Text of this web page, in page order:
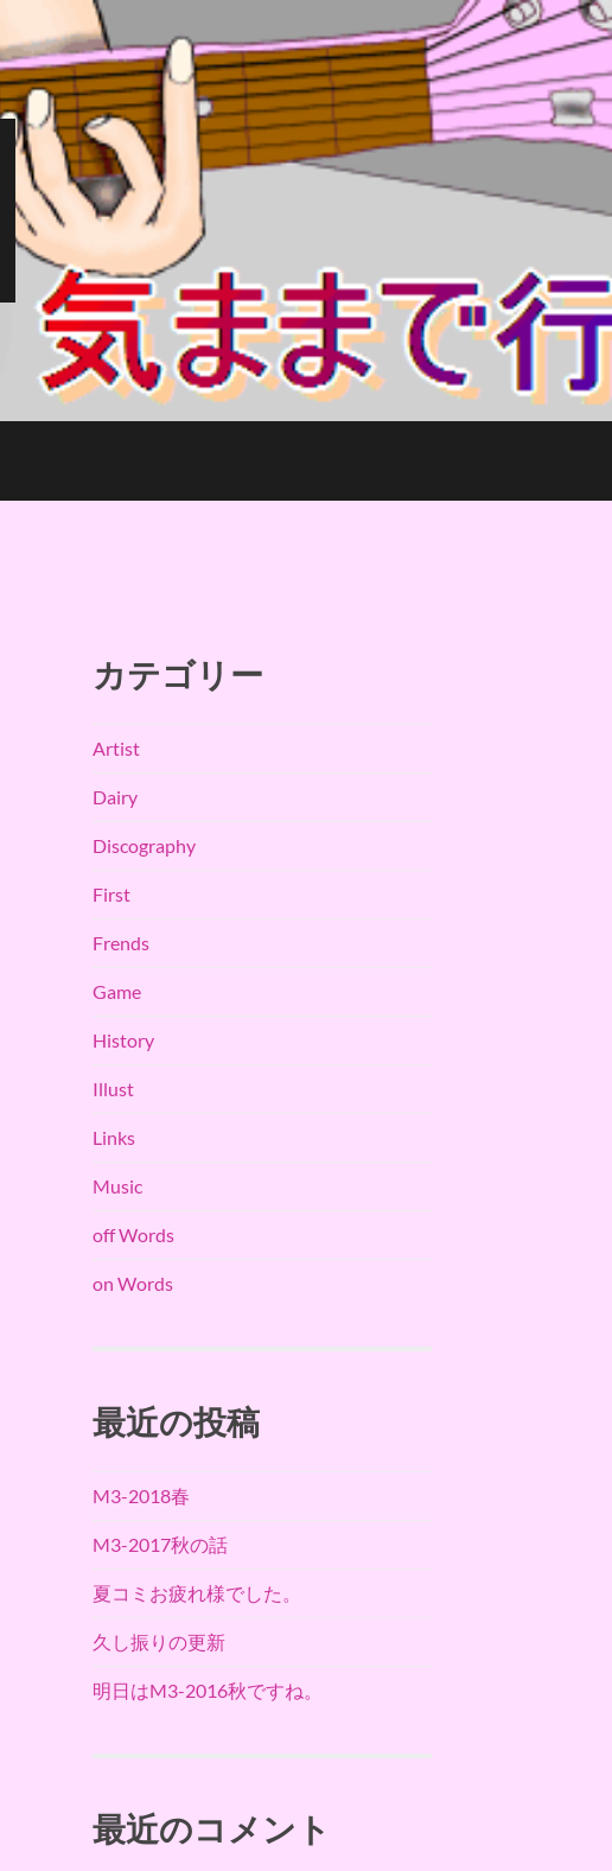
カテゴリー
Artist
Dairy
Discography
First
Frends
Game
History
Illust
Links
Music
off Words
on Words
最近の投稿
M3-2018春
M3-2017秋の話
夏コミお疲れ様でした。
久し振りの更新
明日はM3-2016秋ですね。
最近のコメント